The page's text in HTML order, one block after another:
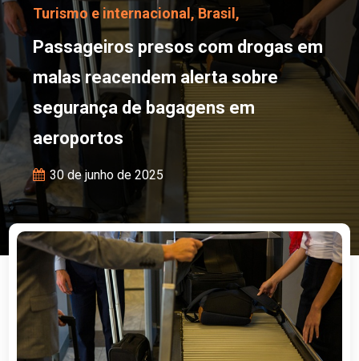
Turismo e internacional, Brasil,
Passageiros presos com drogas em
malas reacendem alerta sobre
segurança de bagagens em
aeroportos
30 de junho de 2025